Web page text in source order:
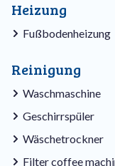
Heizung
Fußbodenheizung
Reinigung
Waschmaschine
Geschirrspüler
Wäschetrockner
Filter coffee